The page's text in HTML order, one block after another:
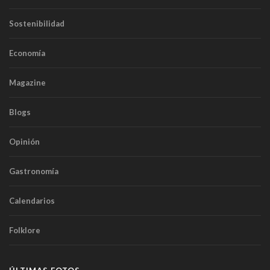
Sostenibilidad
Economía
Magazine
Blogs
Opinión
Gastronomía
Calendarios
Folklore